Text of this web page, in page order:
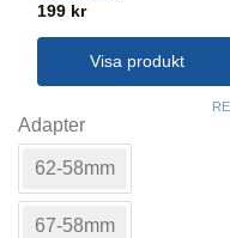
199 kr
Visa produkt
här
produkten
har
flera
varianter.
Adapter
62-58mm
67-58mm